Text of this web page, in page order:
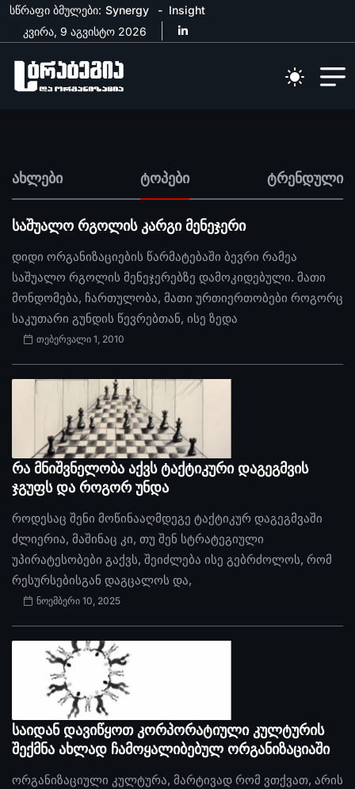
სწრაფი ბმულები: Synergy
Insight
კვირა, 9 აგვისტო 2026
ახლები ტოპები ტრენდული
საშუალო რგოლის კარგი მენეჯერი
დიდი ორგანიზაციების წარმატებაში ბევრი რამეა
საშუალო რგოლის მენეჯერებზე დამოკიდებული. მათი
მონდომება, ჩართულობა, მათი ურთიერთობები როგორც
საკუთარი გუნდის წევრებთან, ისე ზედა
თებერვალი 1, 2010
რა მნიშვნელობა აქვს ტაქტიკური დაგეგმვის
ჯგუფს და როგორ უნდა
როდესაც შენი მოწინააღმდეგე ტაქტიკურ დაგეგმვაში
ძლიერია, მაშინაც კი, თუ შენ სტრატეგიული
უპირატესობები გაქვს, შეიძლება ისე გებრძოლოს, რომ
რესურსებისგან დაგცალოს და,
ნოემბერი 10, 2025
საიდან დავიწყოთ კორპორატიული კულტურის
შექმნა ახლად ჩამოყალიბებულ ორგანიზაციაში
ორგანიზაციული კულტურა, მარტივად რომ ვთქვათ, არის